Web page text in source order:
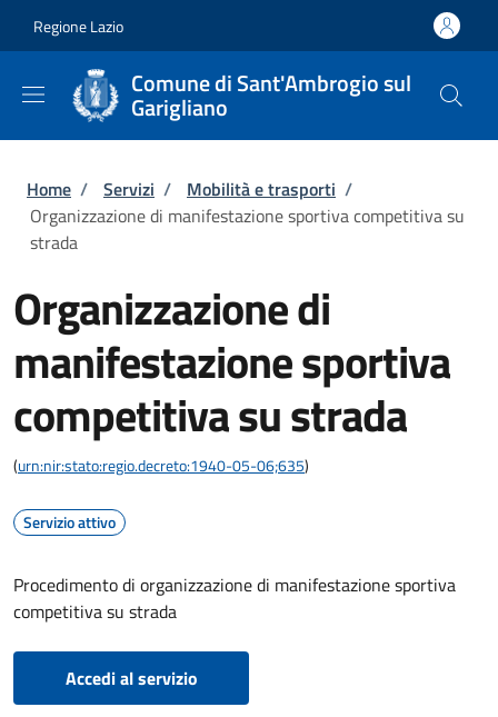
Regione Lazio
Comune di Sant'Ambrogio sul
Garigliano
Briciole di pane
Home / Servizi / Mobilità e trasporti /
Organizzazione di manifestazione sportiva competitiva su
strada
Organizzazione di
manifestazione sportiva
competitiva su strada
(urn:nir:stato:regio.decreto:1940-05-06;635)
Servizio attivo
Procedimento di organizzazione di manifestazione sportiva
competitiva su strada
Accedi al servizio